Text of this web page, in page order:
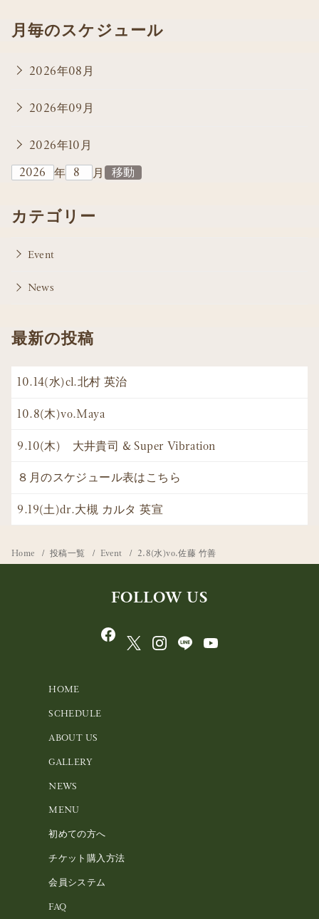
月毎のスケジュール
2026年08月
2026年09月
2026年10月
年
月
カテゴリー
Event
News
最新の投稿
10.14(水)cl.北村 英治
10.8(木)vo.Maya
9.10(木) 大井貴司 & Super Vibration
８月のスケジュール表はこちら
9.19(土)dr.大槻 カルタ 英宣
Home 投稿一覧 Event 2.8(水)vo.佐藤 竹善
FOLLOW US
HOME
SCHEDULE
ABOUT US
GALLERY
NEWS
MENU
初めての方へ
チケット購入方法
会員システム
FAQ